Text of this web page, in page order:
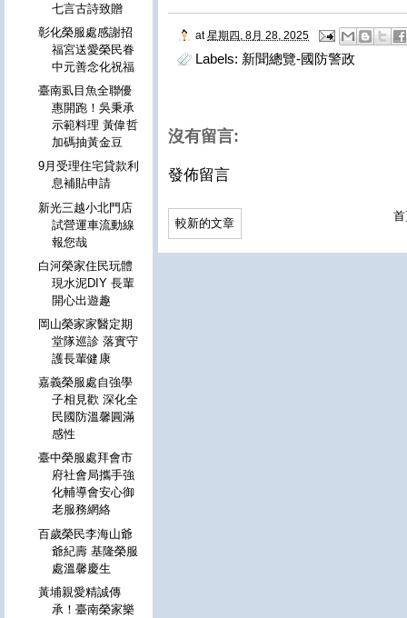
at 星期四, 8月 28, 2025
Labels: 新聞總覽-國防警政
沒有留言:
發佈留言
較新的文章
七言古詩致贈
彰化榮服處感謝招
福宮送愛榮民眷
中元善念化祝福
臺南虱目魚全聯優
惠開跑！吳秉承
示範料理 黃偉哲
加碼抽黃金豆
9月受理住宅貸款利
息補貼申請
新光三越小北門店
試營運車流動線
報您哉
白河榮家住民玩體
現水泥DIY 長輩
開心出遊趣
岡山榮家家醫定期
堂隊巡診 落實守
護長輩健康
嘉義榮服處自強學
子相見歡 深化全
民國防溫馨圓滿
感性
臺中榮服處拜會市
府社會局攜手強
化輔導會安心御
老服務網絡
百歲榮民李海山爺
爺紀壽 基隆榮服
處溫馨慶生
黃埔親愛精誠傳
承！臺南榮家樂